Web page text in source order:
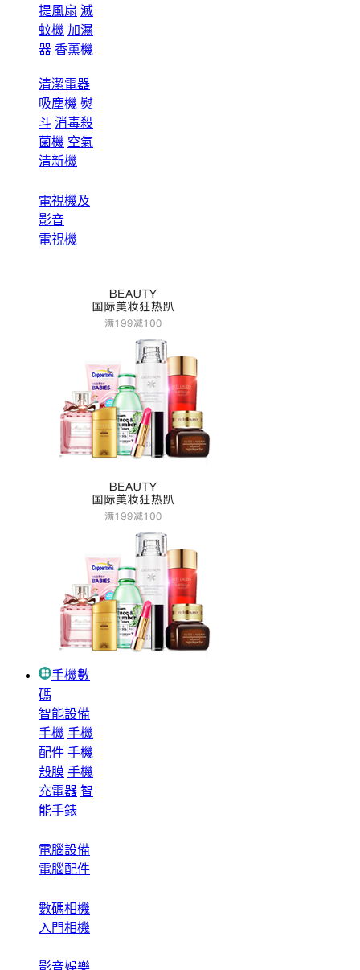
提風扇 滅
蚊機 加濕
器 香薰機
清潔電器
吸塵機 熨
斗 消毒殺
菌機 空氣
清新機
電視機及
影音
電視機
手機數
碼
智能設備
手機 手機
配件 手機
殼膜 手機
充電器 智
能手錶
電腦設備
電腦配件
數碼相機
入門相機
影音娛樂